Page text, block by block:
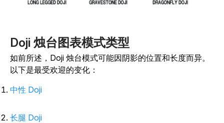
Doji 烛台图表模式类型
如前所述，Doji 烛台模式可能因阴影的位置和长度而异。
以下是最受欢迎的变化：
中性 Doji
长腿 Doji